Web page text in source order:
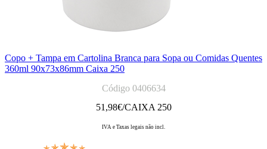
Copo + Tampa em Cartolina Branca para Sopa ou Comidas Quentes
360ml 90x73x86mm Caixa 250
Código 0406634
51,98€/CAIXA 250
IVA e Taxas legais não incl.